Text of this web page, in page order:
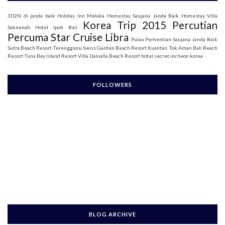
3D2N di janda baik Holiday Inn Melaka Homestay Saujana Janda Baik Homestay Villa
Sakeenah
Hotel Ipoh Bali Korea Trip 2015 Percutian
Percuma Star Cruise Libra Pulau Perhentian Saujana Janda Baik
Sutra Beach Resort Terengganu Swiss Garden Beach Resort Kuantan Tok Aman Bali Beach
ResortTuna Bay Island ResortVilla Danialla Beach Resort hotel secret incheon korea
FOLLOWERS
BLOG ARCHIVE